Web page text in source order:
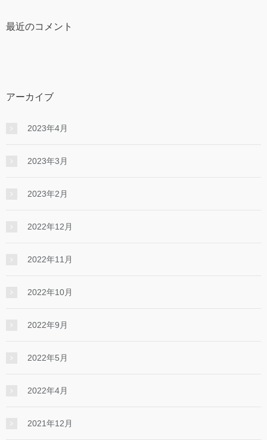
最近のコメント
アーカイブ
2023年4月
2023年3月
2023年2月
2022年12月
2022年11月
2022年10月
2022年9月
2022年5月
2022年4月
2021年12月